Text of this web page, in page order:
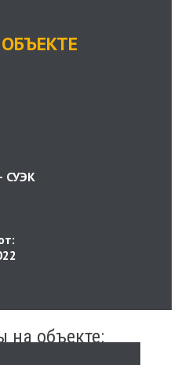
СУЭК
на объекте: